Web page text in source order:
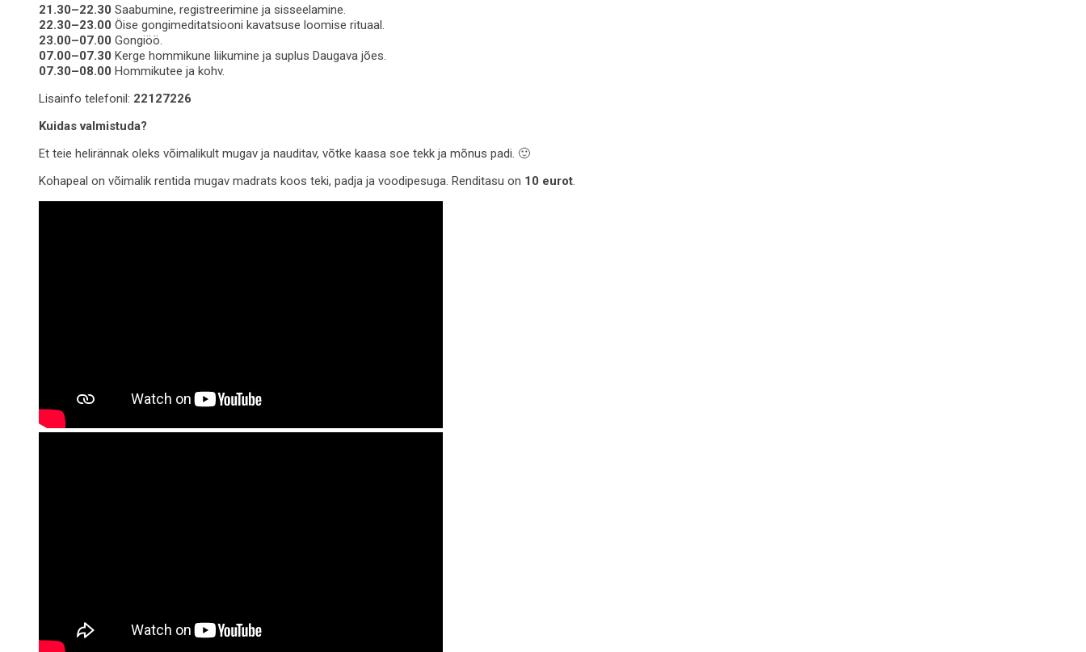
21.30–22.30 Saabumine, registreerimine ja sisseelamine.
22.30–23.00 Öise gongimeditatsiooni kavatsuse loomise rituaal.
23.00–07.00 Gongiöö.
07.00–07.30 Kerge hommikune liikumine ja suplus Daugava jões.
07.30–08.00 Hommikutee ja kohv.
Lisainfo telefonil: 22127226
Kuidas valmistuda?
Et teie helirännak oleks võimalikult mugav ja nauditav, võtke kaasa soe tekk ja mõnus padi. 🙂
Kohapeal on võimalik rentida mugav madrats koos teki, padja ja voodipesuga. Renditasu on 10 eurot.